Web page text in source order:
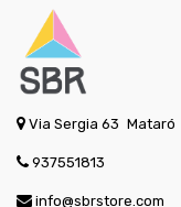
Via Sergia 63 Mataró
937551813
info@sbrstore.com